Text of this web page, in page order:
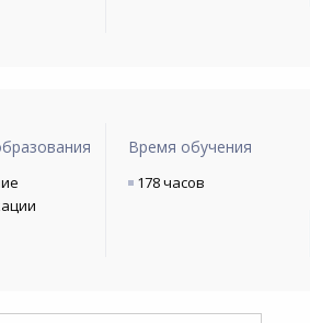
Время обучения
178 часов